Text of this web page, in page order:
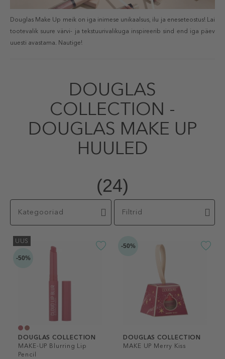
Douglas Make Up meik on iga inimese unikaalsus, ilu ja eneseteostus! Lai
tootevalik suure värvi- ja tekstuurivalikuga inspireerib sind end iga päev
uuesti avastama. Nautige!
DOUGLAS
COLLECTION -
DOUGLAS MAKE UP
HUULED
(24)
Kategooriad Filtrid
UUS
-50%
DOUGLAS COLLECTION
MAKE-UP Blurring Lip
Pencil
-50%
DOUGLAS COLLECTION
MAKE UP Merry Kiss